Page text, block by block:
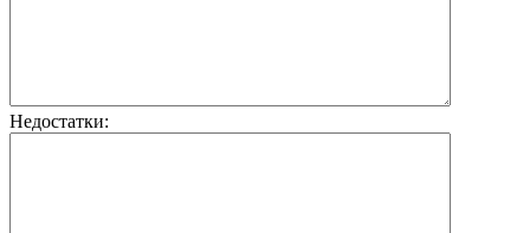
Недостатки: